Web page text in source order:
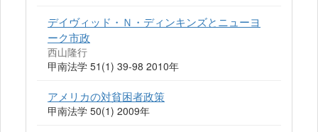
デイヴィッド・Ｎ・ディンキンズとニューヨ
ーク市政
西山隆行
甲南法学 51(1) 39-98 2010年
アメリカの対貧困者政策
甲南法学 50(1) 2009年